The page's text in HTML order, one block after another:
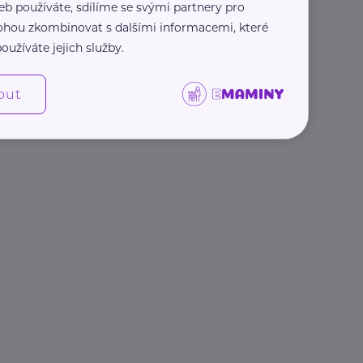
používáte, sdílíme se svými partnery pro
zkombinovat s dalšími informacemi, které
jejich služby.